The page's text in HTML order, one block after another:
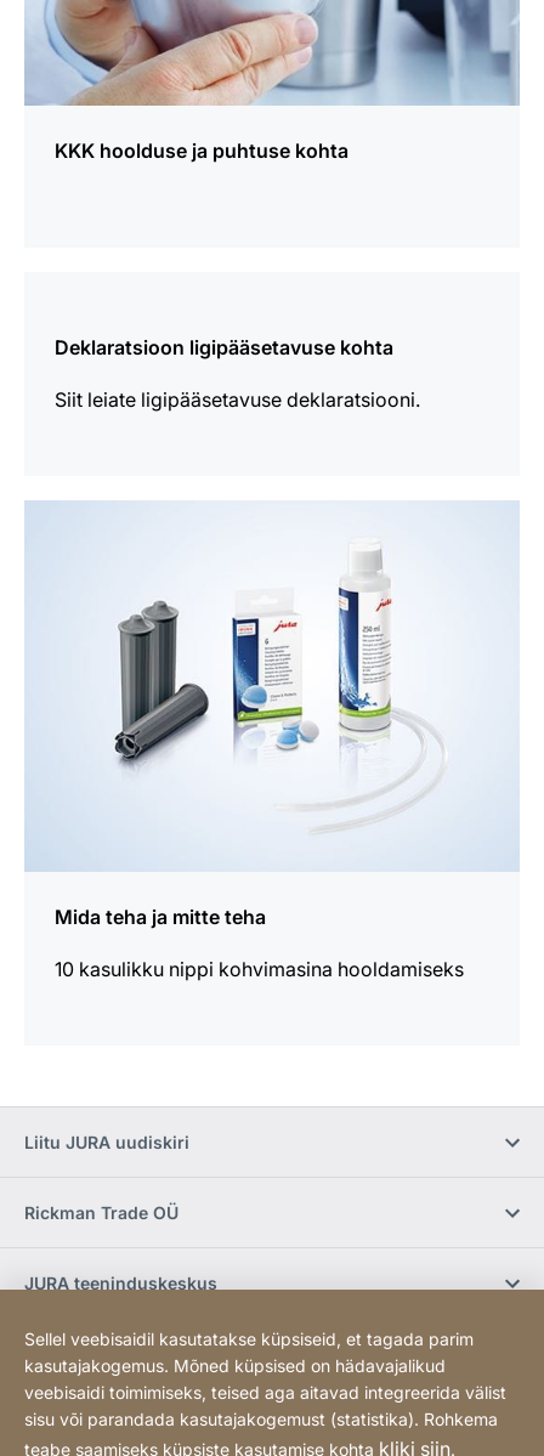
KKK hoolduse ja puhtuse kohta
Deklaratsioon ligipääsetavuse kohta
Siit leiate ligipääsetavuse deklaratsiooni.
Mida teha ja mitte teha
10 kasulikku nippi kohvimasina hooldamiseks
Liitu JURA uudiskiri
Rickman Trade OÜ
JURA teeninduskeskus
E-pood / Tingimused
Sotsiaalmeedia
Sellel veebisaidil kasutatakse küpsiseid, et tagada parim
kasutajakogemus. Mõned küpsised on hädavajalikud
veebisaidi toimimiseks, teised aga aitavad integreerida välist
sisu või parandada kasutajakogemust (statistika). Rohkema
teabe saamiseks küpsiste kasutamise kohta kliki siin.